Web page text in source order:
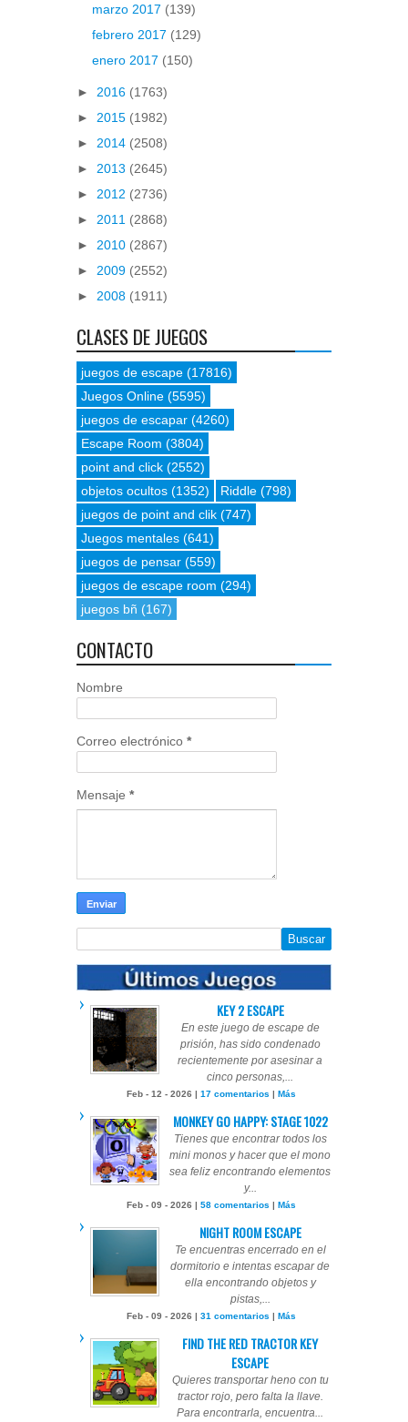
marzo 2017 (139)
febrero 2017 (129)
enero 2017 (150)
► 2016 (1763)
► 2015 (1982)
► 2014 (2508)
► 2013 (2645)
► 2012 (2736)
► 2011 (2868)
► 2010 (2867)
► 2009 (2552)
► 2008 (1911)
CLASES DE JUEGOS
juegos de escape (17816)
Juegos Online (5595)
juegos de escapar (4260)
Escape Room (3804)
point and click (2552)
objetos ocultos (1352) Riddle (798)
juegos de point and clik (747)
Juegos mentales (641)
juegos de pensar (559)
juegos de escape room (294)
juegos bñ (167)
CONTACTO
Nombre
Correo electrónico *
Mensaje *
KEY 2 ESCAPE
En este juego de escape de
prisión, has sido condenado
recientemente por asesinar a
cinco personas,...
Feb - 12 - 2026 | 17 comentarios | Más
MONKEY GO HAPPY: STAGE 1022
Tienes que encontrar todos los
mini monos y hacer que el mono
sea feliz encontrando elementos
y...
Feb - 09 - 2026 | 58 comentarios | Más
NIGHT ROOM ESCAPE
Te encuentras encerrado en el
dormitorio e intentas escapar de
ella encontrando objetos y
pistas,...
Feb - 09 - 2026 | 31 comentarios | Más
FIND THE RED TRACTOR KEY
ESCAPE
Quieres transportar heno con tu
tractor rojo, pero falta la llave.
Para encontrarla, encuentra...